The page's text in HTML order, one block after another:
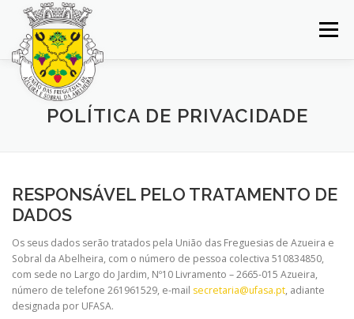
Saltar
conteúdo
Menu
INÍCIO JUNTA DE FREGUESIA
CONCURSOS
POLÍTICA DE PRIVACIDADE
RESPONSÁVEL PELO TRATAMENTO DE
DADOS
Os seus dados serão tratados pela União das Freguesias de Azueira e
Sobral da Abelheira, com o número de pessoa colectiva 510834850,
com sede no Largo do Jardim, Nº10 Livramento – 2665-015 Azueira,
número de telefone 261961529, e-mail secretaria@ufasa.pt, adiante
designada por UFASA.